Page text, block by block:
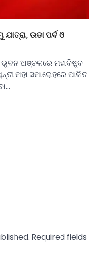
ଉଡା ପର୍ବ ଓ
ଭୁବନ ଅଞ୍ଚଳରେ ମହାବିଷୁବ
ମହା ସମାରୋହରେ ପାଳିତ
Required fields